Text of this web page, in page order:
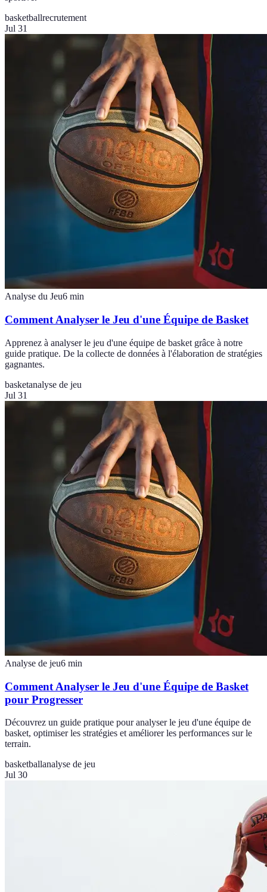
basketballrecrutement
Jul 31
Analyse du Jeu6 min
Comment Analyser le Jeu d'une Équipe de Basket
Apprenez à analyser le jeu d'une équipe de basket grâce à notre
guide pratique. De la collecte de données à l'élaboration de stratégies
gagnantes.
basketanalyse de jeu
Jul 31
Analyse de jeu6 min
Comment Analyser le Jeu d'une Équipe de Basket
pour Progresser
Découvrez un guide pratique pour analyser le jeu d'une équipe de
basket, optimiser les stratégies et améliorer les performances sur le
terrain.
basketballanalyse de jeu
Jul 30